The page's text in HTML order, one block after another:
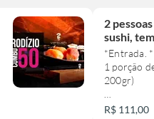
2
sushi,
*Entrada. *
1 porção
200gr)
2 temakis
R$ 111,00